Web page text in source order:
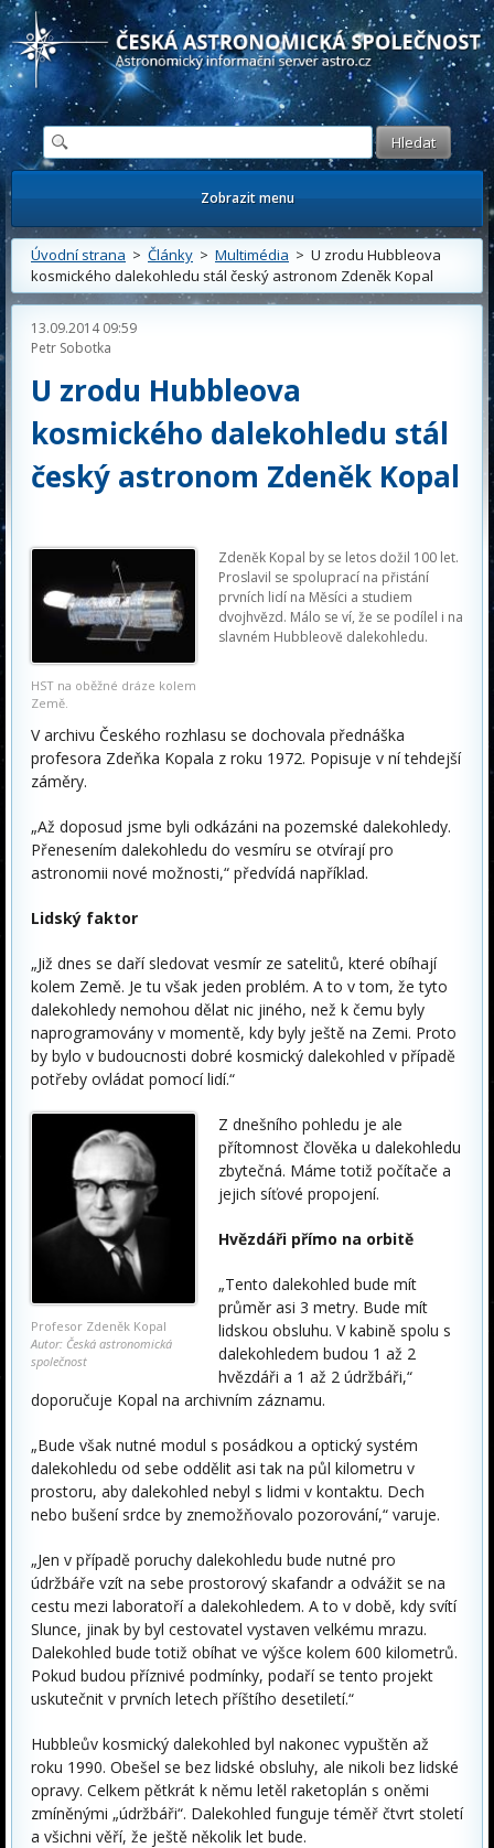
Česká astronomická společnost - Informační astronomický server
Zobrazit menu
Úvodní strana > Články > Multimédia > U zrodu Hubbleova
kosmického dalekohledu stál český astronom Zdeněk Kopal
13.09.2014 09:59
Petr Sobotka
U zrodu Hubbleova
kosmického dalekohledu stál
český astronom Zdeněk Kopal
HST na oběžné dráze kolem
Země.
Zdeněk Kopal by se letos dožil 100 let.
Proslavil se spoluprací na přistání
prvních lidí na Měsíci a studiem
dvojhvězd. Málo se ví, že se podílel i na
slavném Hubbleově dalekohledu.
V archivu Českého rozhlasu se dochovala přednáška
profesora Zdeňka Kopala z roku 1972. Popisuje v ní tehdejší
záměry.
„Až doposud jsme byli odkázáni na pozemské dalekohledy.
Přenesením dalekohledu do vesmíru se otvírají pro
astronomii nové možnosti,“ předvídá například.
Lidský faktor
„Již dnes se daří sledovat vesmír ze satelitů, které obíhají
kolem Země. Je tu však jeden problém. A to v tom, že tyto
dalekohledy nemohou dělat nic jiného, než k čemu byly
naprogramovány v momentě, kdy byly ještě na Zemi. Proto
by bylo v budoucnosti dobré kosmický dalekohled v případě
potřeby ovládat pomocí lidí.“
Profesor Zdeněk Kopal
Autor: Česká astronomická
společnost
Z dnešního pohledu je ale
přítomnost člověka u dalekohledu
zbytečná. Máme totiž počítače a
jejich síťové propojení.
Hvězdáři přímo na orbitě
„Tento dalekohled bude mít
průměr asi 3 metry. Bude mít
lidskou obsluhu. V kabině spolu s
dalekohledem budou 1 až 2
hvězdáři a 1 až 2 údržbáři,“
doporučuje Kopal na archivním záznamu.
„Bude však nutné modul s posádkou a optický systém
dalekohledu od sebe oddělit asi tak na půl kilometru v
prostoru, aby dalekohled nebyl s lidmi v kontaktu. Dech
nebo bušení srdce by znemožňovalo pozorování,“ varuje.
„Jen v případě poruchy dalekohledu bude nutné pro
údržbáře vzít na sebe prostorový skafandr a odvážit se na
cestu mezi laboratoří a dalekohledem. A to v době, kdy svítí
Slunce, jinak by byl cestovatel vystaven velkému mrazu.
Dalekohled bude totiž obíhat ve výšce kolem 600 kilometrů.
Pokud budou příznivé podmínky, podaří se tento projekt
uskutečnit v prvních letech příštího desetiletí.“
Hubbleův kosmický dalekohled byl nakonec vypuštěn až
roku 1990. Obešel se bez lidské obsluhy, ale nikoli bez lidské
opravy. Celkem pětkrát k němu letěl raketoplán s oněmi
zmíněnými „údržbáři“. Dalekohled funguje téměř čtvrt století
a všichni věří, že ještě několik let bude.